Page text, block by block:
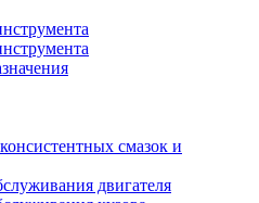
смазок и
двигателя